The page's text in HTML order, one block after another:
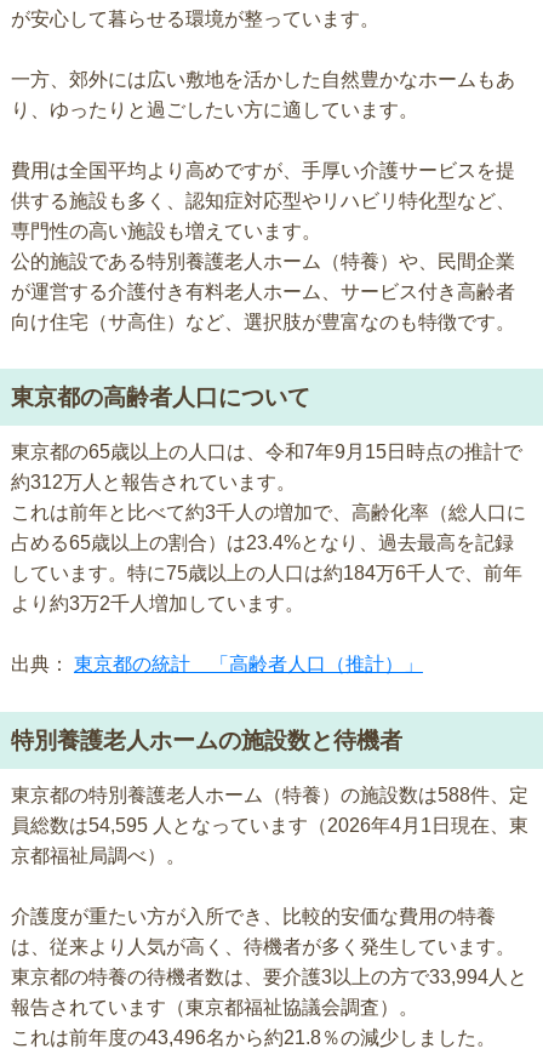
が安心して暮らせる環境が整っています。
一方、郊外には広い敷地を活かした自然豊かなホームもあ
り、ゆったりと過ごしたい方に適しています。
費用は全国平均より高めですが、手厚い介護サービスを提
供する施設も多く、認知症対応型やリハビリ特化型など、
専門性の高い施設も増えています。
公的施設である特別養護老人ホーム（特養）や、民間企業
が運営する介護付き有料老人ホーム、サービス付き高齢者
向け住宅（サ高住）など、選択肢が豊富なのも特徴です。
東京都の高齢者人口について
東京都の65歳以上の人口は、令和7年9月15日時点の推計で
約312万人と報告されています。
これは前年と比べて約3千人の増加で、高齢化率（総人口に
占める65歳以上の割合）は23.4%となり、過去最高を記録
しています。特に75歳以上の人口は約184万6千人で、前年
より約3万2千人増加しています。
出典： 東京都の統計 「高齢者人口（推計）」
特別養護老人ホームの施設数と待機者
東京都の特別養護老人ホーム（特養）の施設数は588件、定
員総数は54,595 人となっています（2026年4月1日現在、東
京都福祉局調べ）。
介護度が重たい方が入所でき、比較的安価な費用の特養
は、従来より人気が高く、待機者が多く発生しています。
東京都の特養の待機者数は、要介護3以上の方で33,994人と
報告されています（東京都福祉協議会調査）。
これは前年度の43,496名から約21.8％の減少しました。